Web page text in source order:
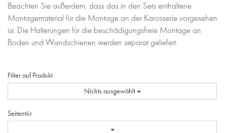
Beachten Sie außerdem, dass das in den Sets enthaltene
Montagematerial für die Montage an der Karosserie vorgesehen
ist. Die Halterungen für die beschädigungsfreie Montage an
Boden und Wandschienen werden separat geliefert.
Filter auf Produkt
Nichts ausgewählt
Seitentür